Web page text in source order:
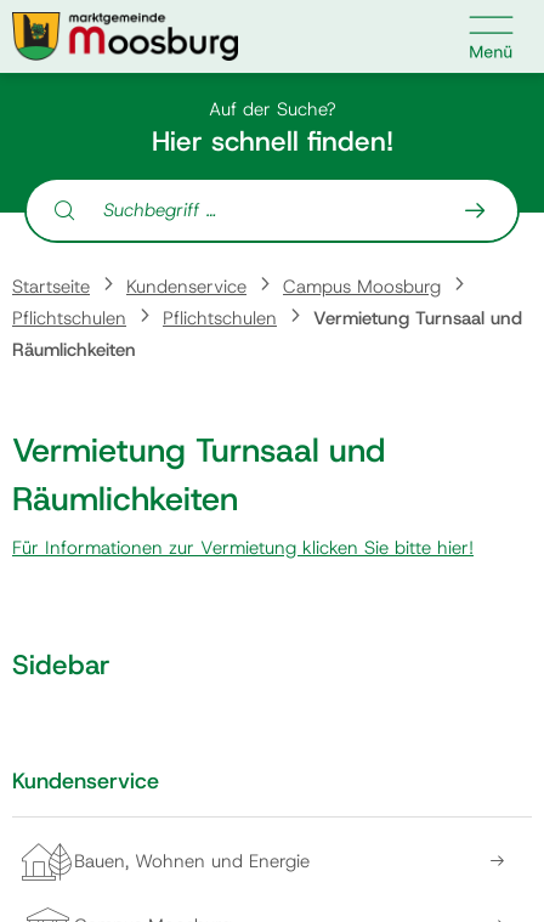
Kontakt 
Suche nach:
Startseite
Kundenservice
Veranstaltungen
Politik
Auf der Suche?
Hier schnell finden!
Suche nach:
Startseite Kundenservice
Campus Moosburg
Pflichtschulen
Pflichtschulen
Vermietung Turnsaal und
Räumlichkeiten
Vermietung Turnsaal und
Räumlichkeiten
Für Informationen zur Vermietung klicken Sie bitte hier!
Sidebar
Kundenservice
Bauen, Wohnen und Energie